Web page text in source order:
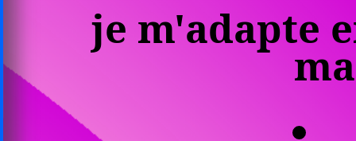
je m'adapte